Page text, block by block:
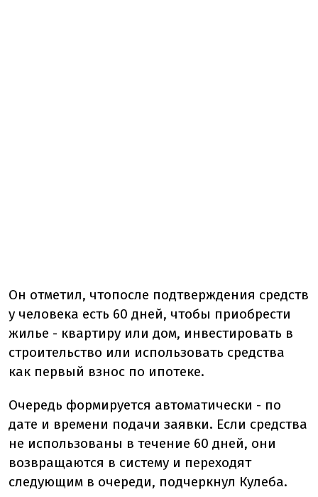
Он отметил, чтопосле подтверждения средств
у человека есть 60 дней, чтобы приобрести
жилье - квартиру или дом, инвестировать в
строительство или использовать средства
как первый взнос по ипотеке.
Очередь формируется автоматически - по
дате и времени подачи заявки. Если средства
не использованы в течение 60 дней, они
возвращаются в систему и переходят
следующим в очереди, подчеркнул Кулеба.